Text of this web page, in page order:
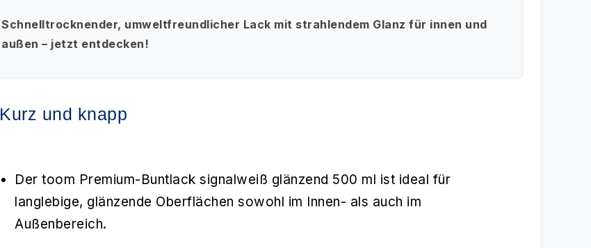
Schnelltrocknender, umweltfreundlicher Lack mit strahlendem Glanz für innen und
außen – jetzt entdecken!
Kurz und knapp
Der toom Premium-Buntlack signalweiß glänzend 500 ml ist ideal für
langlebige, glänzende Oberflächen sowohl im Innen- als auch im
Außenbereich.